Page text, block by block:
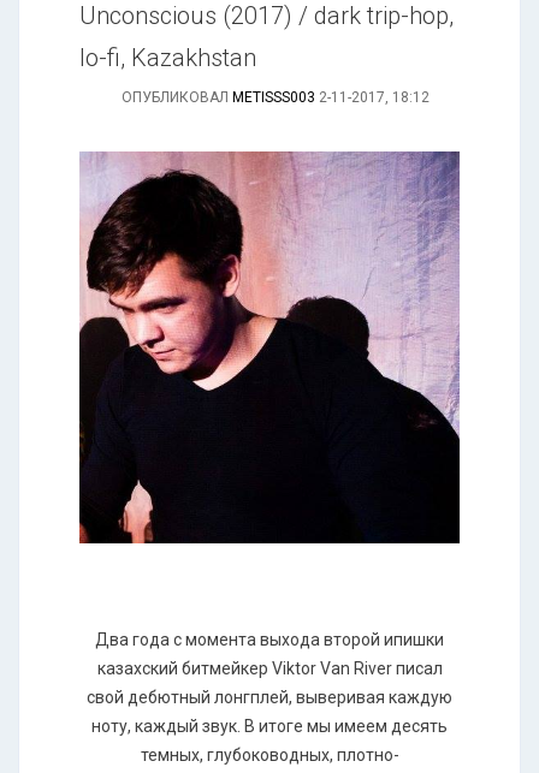
Unconscious (2017) / dark trip-hop,
lo-fi, Kazakhstan
ОПУБЛИКОВАЛ METISSS003 2-11-2017, 18:12
Два года с момента выхода второй ипишки
казахский битмейкер Viktor Van River писал
свой дебютный лонгплей, выверивая каждую
ноту, каждый звук. В итоге мы имеем десять
темных, глубоководных, плотно-